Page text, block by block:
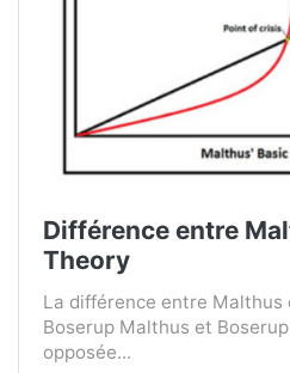
Différence entre
Theory
La différence entre Malthus
Boserup Malthus et
opposée...